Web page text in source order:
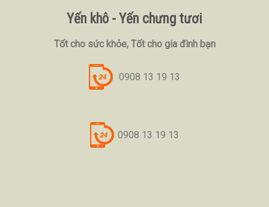
Yến khô - Yến chưng tươi
Tốt cho sức khỏe, Tốt cho gia đình bạn
0908 13 19 13
0908 13 19 13